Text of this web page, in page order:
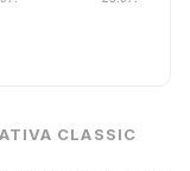
CLASSIC